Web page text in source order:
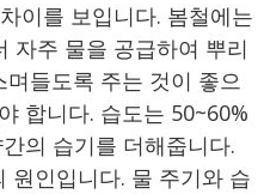
이를 보입니다. 봄철에는
자주 물을 공급하여 뿌리
들도록 주는 것이 좋으
합니다. 습도는 50~60%
의 습기를 더해줍니다.
원인입니다. 물 주기와 습